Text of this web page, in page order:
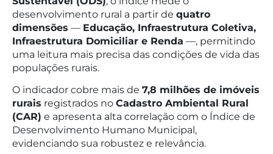
desenvolvimento rural a partir de quatro
dimensões — Educação, Infraestrutura Coletiva,
Infraestrutura Domiciliar e Renda —, permitindo
uma leitura mais precisa das condições de vida das
populações rurais.
O indicador cobre mais de 7,8 milhões de imóveis
rurais registrados no Cadastro Ambiental Rural
(CAR) e apresenta alta correlação com o Índice de
Desenvolvimento Humano Municipal,
evidenciando sua robustez e relevância.